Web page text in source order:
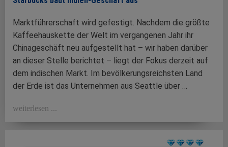
Marktführerschaft wird gefestigt. Nachdem die größte
Kaffeehauskette der Welt im vergangenen Jahr ihr
Chinageschäft neu aufgestellt hat – wir haben darüber
an dieser Stelle berichtet ­– liegt der Fokus derzeit auf
dem indischen Markt. Im bevölkerungsreichsten Land
der Erde ist das Unternehmen aus Seattle über …
weiterlesen ...